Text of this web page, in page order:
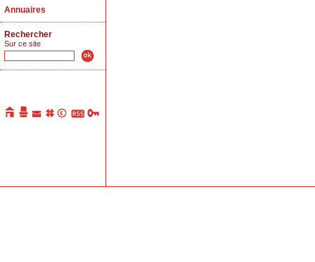
Annuaires
Rechercher
Sur ce site